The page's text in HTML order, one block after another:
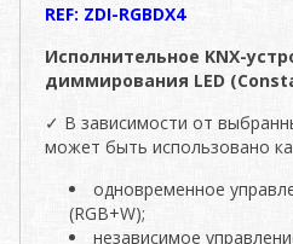
REF: ZDI-RGBDX4
Исполнительное KNX-
диммирования LED
✓ В зависимости от
может быть использовано
одновременное
(RGB+W);
независимое